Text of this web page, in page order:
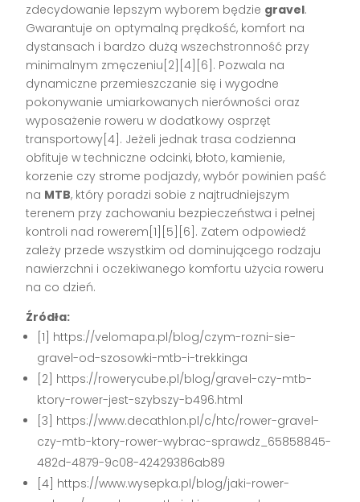
zdecydowanie lepszym wyborem będzie gravel.
Gwarantuje on optymalną prędkość, komfort na
dystansach i bardzo dużą wszechstronność przy
minimalnym zmęczeniu[2][4][6]. Pozwala na
dynamiczne przemieszczanie się i wygodne
pokonywanie umiarkowanych nierówności oraz
wyposażenie roweru w dodatkowy osprzęt
transportowy[4]. Jeżeli jednak trasa codzienna
obfituje w techniczne odcinki, błoto, kamienie,
korzenie czy strome podjazdy, wybór powinien paść
na MTB, który poradzi sobie z najtrudniejszym
terenem przy zachowaniu bezpieczeństwa i pełnej
kontroli nad rowerem[1][5][6]. Zatem odpowiedź
zależy przede wszystkim od dominującego rodzaju
nawierzchni i oczekiwanego komfortu użycia roweru
na co dzień.
Źródła:
[1] https://velomapa.pl/blog/czym-rozni-sie-
gravel-od-szosowki-mtb-i-trekkinga
[2] https://rowerycube.pl/blog/gravel-czy-mtb-
ktory-rower-jest-szybszy-b496.html
[3] https://www.decathlon.pl/c/htc/rower-gravel-
czy-mtb-ktory-rower-wybrac-sprawdz_65858845-
482d-4879-9c08-42429386ab89
[4] https://www.wysepka.pl/blog/jaki-rower-